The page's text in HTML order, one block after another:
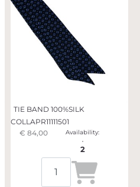
TIE BAND 100%SILK
COLLAPR11111501
€ 84,00
Availability:
2
Quantità